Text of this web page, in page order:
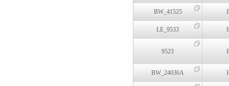
BW_41525
LE_9533
9523
BW_24036A